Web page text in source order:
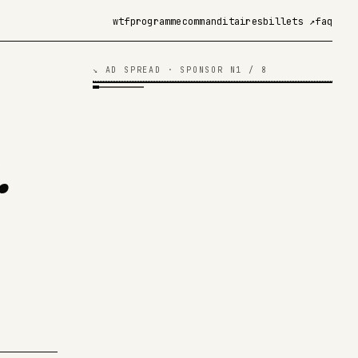
wtfprogrammecommanditairesbillets ↗faq
↘ AD SPREAD · SPONSOR N 1 / 8